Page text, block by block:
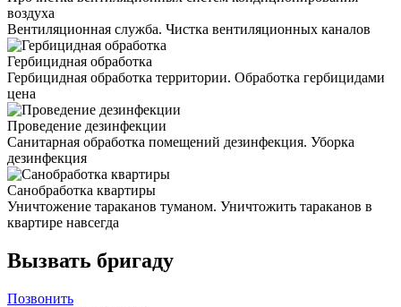
воздуха
Вентиляционная служба. Чистка вентиляционных каналов
Гербицидная обработка
Гербицидная обработка территории. Обработка гербицидами
цена
Проведение дезинфекции
Санитарная обработка помещений дезинфекция. Уборка
дезинфекция
Санобработка квартиры
Уничтожение тараканов туманом. Уничтожить тараканов в
квартире навсегда
Вызвать бригаду
Позвонить